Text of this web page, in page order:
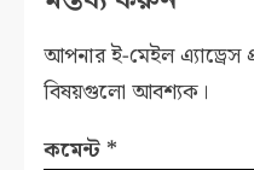
আপনার ই-মেইল এ্যাড্রেস
বিষয়গুলো আবশ্যক।
কমেন্ট *